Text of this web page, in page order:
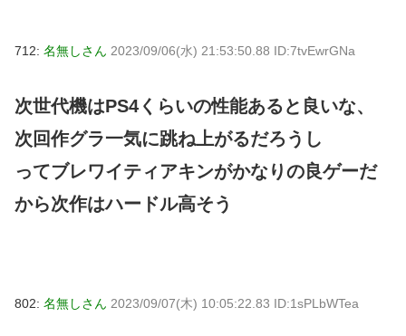
712: 名無しさん 2023/09/06(水) 21:53:50.88 ID:7tvEwrGNa
次世代機はPS4くらいの性能あると良いな、
次回作グラ一気に跳ね上がるだろうし
ってブレワイティアキンがかなりの良ゲーだ
から次作はハードル高そう
802: 名無しさん 2023/09/07(木) 10:05:22.83 ID:1sPLbWTea